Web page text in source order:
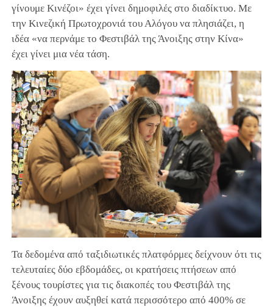
γίνουμε Κινέζοι» έχει γίνει δημοφιλές στο διαδίκτυο. Με
την Κινεζική Πρωτοχρονιά του Αλόγου να πλησιάζει, η
ιδέα «να περνάμε το Φεστιβάλ της Άνοιξης στην Κίνα»
έχει γίνει μια νέα τάση.
Τα δεδομένα από ταξιδιωτικές πλατφόρμες δείχνουν ότι τις
τελευταίες δύο εβδομάδες, οι κρατήσεις πτήσεων από
ξένους τουρίστες για τις διακοπές του Φεστιβάλ της
Άνοιξης έχουν αυξηθεί κατά περισσότερο από 400% σε